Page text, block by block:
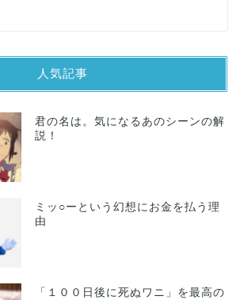
人気記事
君の名は。気になるあのシーンの解
説！
ミッ○ーという幻想にお金を払う理
由
「１００日後に死ぬワニ」を最高の